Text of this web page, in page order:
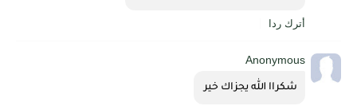
أترك ردا
Anonymous
شكراا الله يجزاك خير